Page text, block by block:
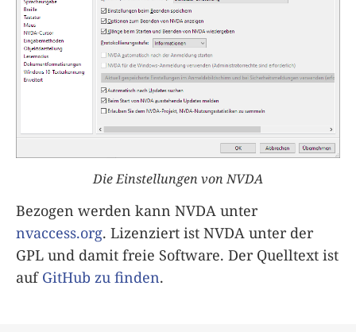
Die Einstellungen von NVDA
Bezogen werden kann NVDA unter
nvaccess.org. Lizenziert ist NVDA unter der
GPL und damit freie Software. Der Quelltext ist
auf GitHub zu finden.